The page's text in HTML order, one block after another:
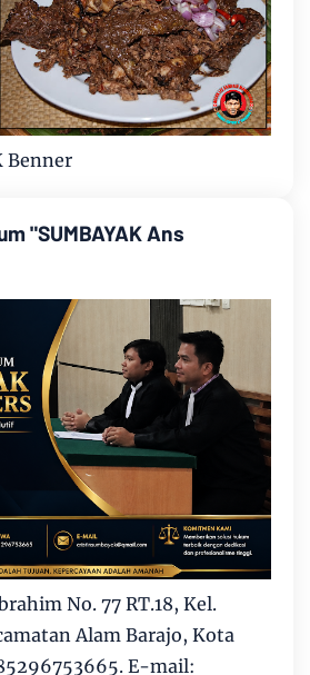
Benner
"SUMBAYAK Ans
No. 77 RT.18, Kel.
Alam Barajo, Kota
E-mail: